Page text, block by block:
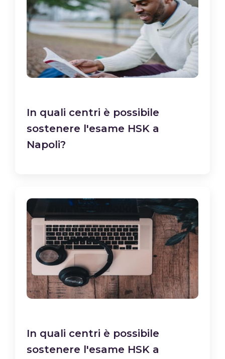
In quali centri è possibile
sostenere l'esame HSK a
Napoli?
In quali centri è possibile
sostenere l'esame HSK a